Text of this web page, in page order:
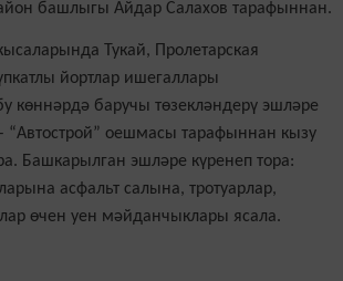
башлыгы Айдар Салахов тарафыннан.
Тукай, Пролетарская
йортлар ишегаллары
көннәрдә баручы төзекләндерү эшләре
оешмасы тарафыннан кызу
Башкарылган эшләре күренеп тора:
асфальт салына, тротуарлар,
өчен уен мәйданчыклары ясала.